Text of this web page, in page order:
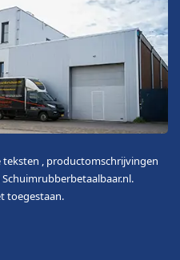
, productomschrijvingen
toegestaan.